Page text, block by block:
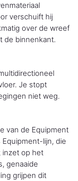
verschuift hij
over de wreef
de binnenkant.
Je stopt
niet weg.
van de Equipment
Equipment-lijn, die
inzet op het
genaaide
grijpen dit